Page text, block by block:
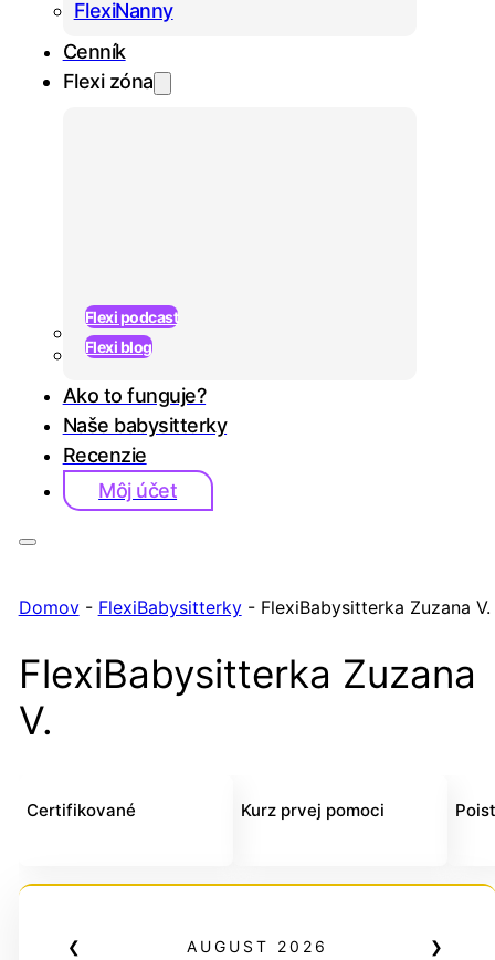
FlexiNanny
Cenník
Flexi zóna
Flexi podcast
Flexi blog
Ako to funguje?
Naše babysitterky
Recenzie
Môj účet
Prihlásiť sa
Domov- FlexiBabysitterky- FlexiBabysitterka Zuzana V.
FlexiBabysitterka Zuzana
V.
Certifikované Kurz prvej pomoci
❮ ❯
AUGUST 2026